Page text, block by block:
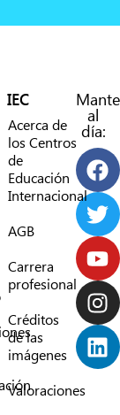
IEC
Acerca de
los Centros
de
Educación
Internacional
AGB
Carrera
profesional
Créditos
de las
imágenes
Valoraciones
al
día: